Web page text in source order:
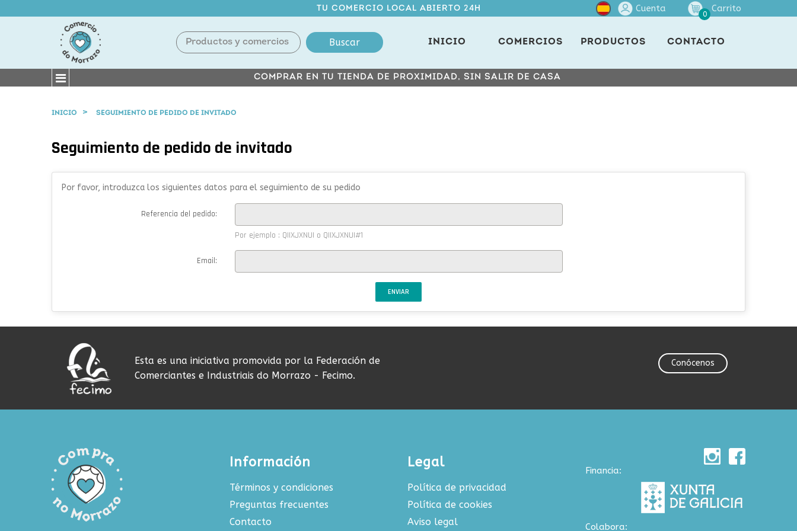
TU COMERCIO LOCAL ABIERTO 24H Cuenta
0
Carrito
Buscar INICIO COMERCIOS PRODUCTOS CONTACTO
COMPRAR EN TU TIENDA DE PROXIMIDAD, SIN SALIR DE CASA
INICIO SEGUIMIENTO DE PEDIDO DE INVITADO
Seguimiento de pedido de invitado
Por favor, introduzca los siguientes datos para el seguimiento de su pedido
Referencia del pedido:
Por ejemplo : QIIXJXNUI o QIIXJXNUI#1
Email:
ENVIAR
Esta es una iniciativa promovida por la Federación de
Comerciantes e Industriais do Morrazo - Fecimo.
Conócenos
Información
Términos y condiciones
Preguntas frecuentes
Contacto
Legal
Política de privacidad
Política de cookies
Aviso legal
Financia:
Colabora: